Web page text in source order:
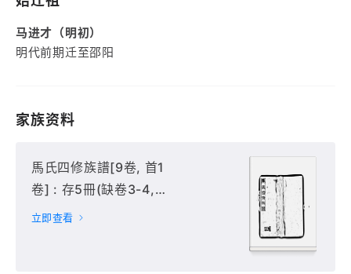
马进才（明初）
明代前期迁至邵阳
家族资料
馬氏四修族譜[9卷, 首1
卷] : 存5冊(缺卷3-4,
8-9),
立即查看